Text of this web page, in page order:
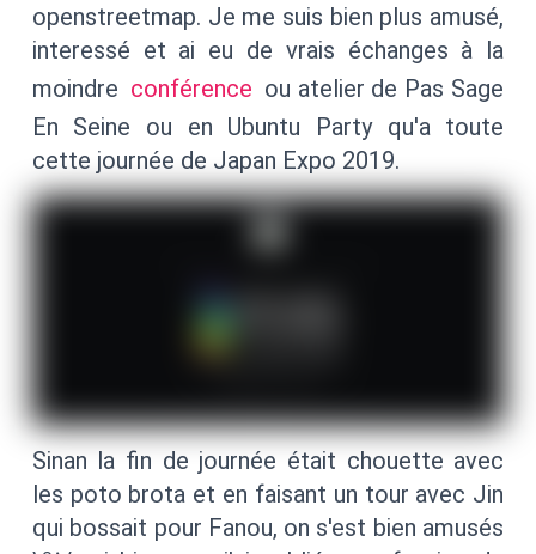
openstreetmap. Je me suis bien plus amusé,
interessé et ai eu de vrais échanges à la
moindre conférence ou atelier de Pas Sage
En Seine ou en Ubuntu Party qu'a toute
cette journée de Japan Expo 2019.
Sinan la fin de journée était chouette avec
les poto brota et en faisant un tour avec Jin
qui bossait pour Fanou, on s'est bien amusés